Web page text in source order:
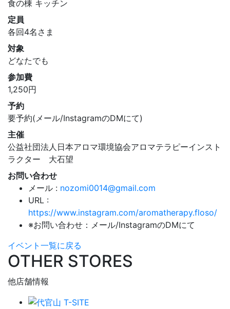
食の棟 キッチン
定員
各回4名さま
対象
どなたでも
参加費
1,250円
予約
要予約(メール/InstagramのDMにて)
主催
公益社団法人日本アロマ環境協会アロマテラピーインスト
ラクター 大石望
お問い合わせ
メール : nozomi0014@gmail.com
URL :
https://www.instagram.com/aromatherapy.floso/
※お問い合わせ：メール/InstagramのDMにて
イベント一覧に戻る
OTHER STORES
他店舗情報